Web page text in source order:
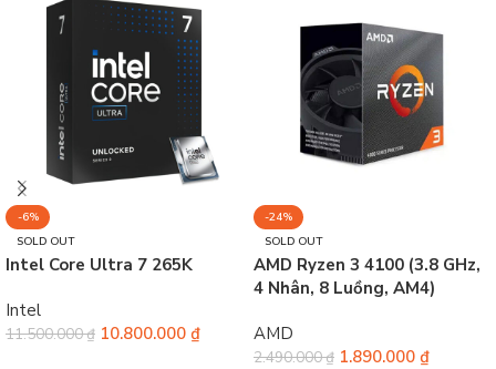
-6%
SOLD OUT
Intel Core Ultra 7 265K
Intel
11.500.000₫ 10.800.000 ₫
-24%
SOLD OUT
AMD Ryzen 3 4100 (3.8 GHz,
4 Nhân, 8 Luồng, AM4)
AMD
2.490.000₫ 1.890.000 ₫